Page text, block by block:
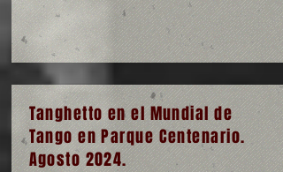
Tanghetto en el Mundial de
Tango en Parque Centenario.
Agosto 2024.